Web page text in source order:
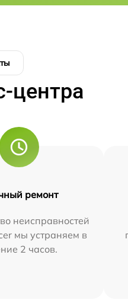
центра
ремонт
неисправностей
мы устраняем в
2 часов.